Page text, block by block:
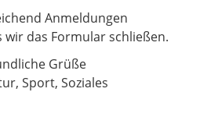
Anmeldungen
wir das Formular schließen.
Grüße
Sport, Soziales